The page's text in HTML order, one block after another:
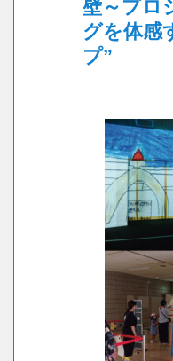
壁～プロ
グを体感
プ”